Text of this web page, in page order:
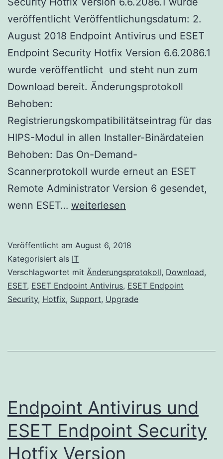
veröffentlicht Veröffentlichungsdatum: 2.
August 2018 Endpoint Antivirus und ESET
Endpoint Security Hotfix Version 6.6.2086.1
wurde veröffentlicht und steht nun zum
Download bereit. Änderungsprotokoll
Behoben:
Registrierungskompatibilitätseintrag für das
HIPS-Modul in allen Installer-Binärdateien
Behoben: Das On-Demand-
Scannerprotokoll wurde erneut an ESET
Remote Administrator Version 6 gesendet,
wenn ESET… Endpoint
ESET
Endpoint
Security
Hotfix
weiterlesen
Veröffentlicht am August 6, 2018
Kategorisiert als IT
Verschlagwortet mit Änderungsprotokoll, Download,
ESET, ESET Endpoint Antivirus, ESET Endpoint
Security, Hotfix, Support, Upgrade
Endpoint Antivirus und
ESET Endpoint Security
Hotfix Version